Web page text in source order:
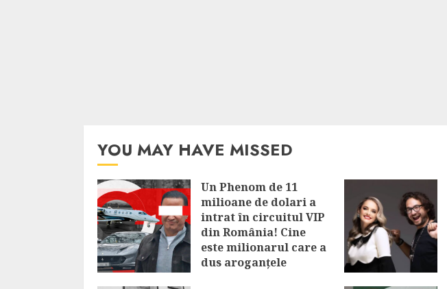
YOU MAY HAVE MISSED
Un Phenom de 11
milioane de dolari a
intrat în circuitul VIP
din România! Cine
este milionarul care a
dus aroganțele